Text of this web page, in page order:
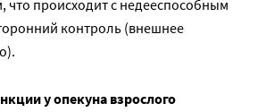
что происходит с недееспособным
контроль (внешнее
у опекуна взрослого